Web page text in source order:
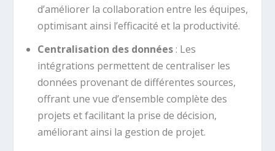
d’améliorer la collaboration entre les équipes,
optimisant ainsi l’efficacité et la productivité.
Centralisation des données: Les
intégrations permettent de centraliser les
données provenant de différentes sources,
offrant une vue d’ensemble complète des
projets et facilitant la prise de décision,
améliorant ainsi la gestion de projet.